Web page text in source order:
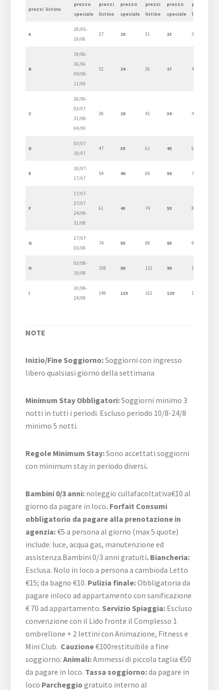
prezzi listino
prezzo
speciale
prezzi
listino
prezzo
speciale
prezzi
listino
prezzo
speciale
prezzi
listino
A
29/05-
19/06
27 20 31 23 38
B
19/06-
26/06
04/09-
11/09
32 24 36 27 45
C
26/06-
03/07
31/08-
04/09
38 28 41 30 47
D
03/07-
10/07
47 35 61 45 66
E
10/07-
17/07
54 40 68 50 74
F
17/07-
27/07
24/08-
31/08
61 45 74 55 81
G
27/07-
03/08
74 55 88 65 95
H
03/08-
10/08
108 80 122 90 135
I
10/08-
24/08
149 110 162 120 176
NOTE
Inizio/Fine Soggiorno:Soggiorni con ingresso
libero qualsiasi giorno della settimana
Minimum Stay Obbligatori:Soggiorni minimo 3
notti in tutti i periodi. Escluso periodo 10/8-24/8
minimo 5 notti.
Regole Minimum Stay:Sono accettati soggiorni
con minimum stay in periodo diversi.
Bambini 0/3 anni: noleggio cullafacoltativa€10 al
giorno da pagare in loco. Forfait Consumi
obbligatorio da pagare alla prenotazione in
agenzia:€5 a persona al giorno (max 5 quote)
include: luce, acqua gas, manutenzione ed
assistenza.Bambini 0/3 anni gratuiti. Biancheria:
Esclusa. Nolo in loco a persona a cambioda Letto
€15; da bagno €10. Pulizia finale:Obbligatoria da
pagare inloco ad appartamento con sanificazione
€ 70 ad appartamento. Servizio Spiaggia: Escluso
convenzione con il Lido fronte il Complesso 1
ombrellone + 2 lettini con Animazione, Fitness e
Mini Club. Cauzione€100restituibile a fine
soggiorno: Animali:Ammessi di piccola taglia €50
da pagare in loco. Tassa soggiorno:da pagare in
loco Parcheggiogratuito interno al